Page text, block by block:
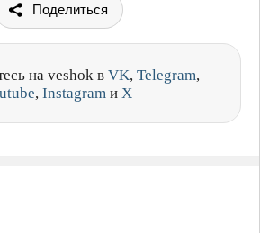
Поделиться
на veshok в VK, Telegram,
, Instagram и X